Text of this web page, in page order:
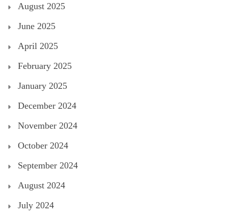
August 2025
June 2025
April 2025
February 2025
January 2025
December 2024
November 2024
October 2024
September 2024
August 2024
July 2024